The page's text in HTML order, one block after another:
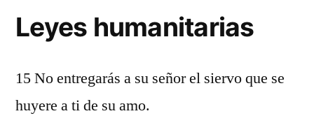
Leyes humanitarias
15 No entregarás a su señor el siervo que se
huyere a ti de su amo.